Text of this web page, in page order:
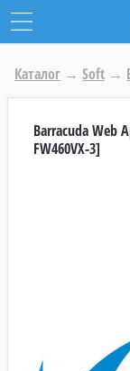
Каталог → Soft →
Barracuda Web
FW460VX-3]